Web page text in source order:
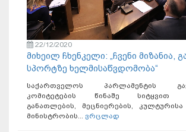
22/12/2020
მიხეილ ჩხენკელი: „ჩვენი მიზანია,
სპორტზე ხელმისაწვდომობა“
საქართველოს პარლამენტის
კომიტეტების წინაშე სიტყვით
განათლების, მეცნიერების,
მინისტრობის... ვრცლად